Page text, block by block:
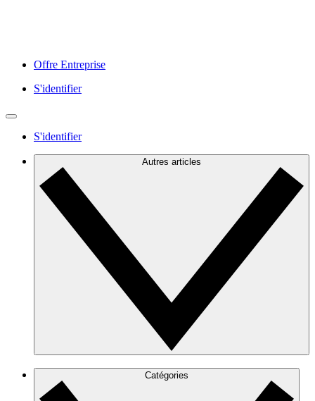
Offre Entreprise
S'identifier
S'identifier
Autres articles
Catégories